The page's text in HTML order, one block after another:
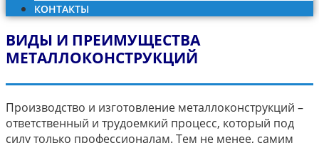
КОНТАКТЫ
ВИДЫ И ПРЕИМУЩЕСТВА
МЕТАЛЛОКОНСТРУКЦИЙ
Производство и изготовление металлоконструкций –
ответственный и трудоемкий процесс, который под
силу только профессионалам. Тем не менее, самим